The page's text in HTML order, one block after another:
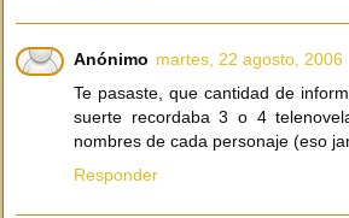
Anónimo martes, 22 agosto, 2006
Te pasaste, que cantidad de
suerte recordaba 3 o 4
nombres de cada personaje (eso
Responder